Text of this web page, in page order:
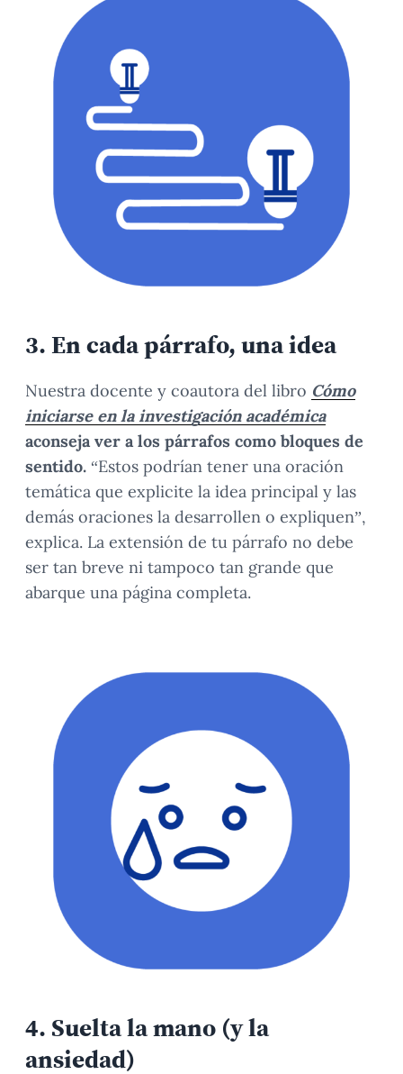
3.En cada párrafo, una idea
Nuestra docente y coautora del libro Cómo
iniciarse en la investigación académica
aconseja ver a los párrafos como bloques de
sentido. “Estos podrían tener una oración
temática que explicite la idea principal y las
demás oraciones la desarrollen o expliquen”,
explica. La extensión de tu párrafo no debe
ser tan breve ni tampoco tan grande que
abarque una página completa.
4. Suelta la mano (y la
ansiedad)